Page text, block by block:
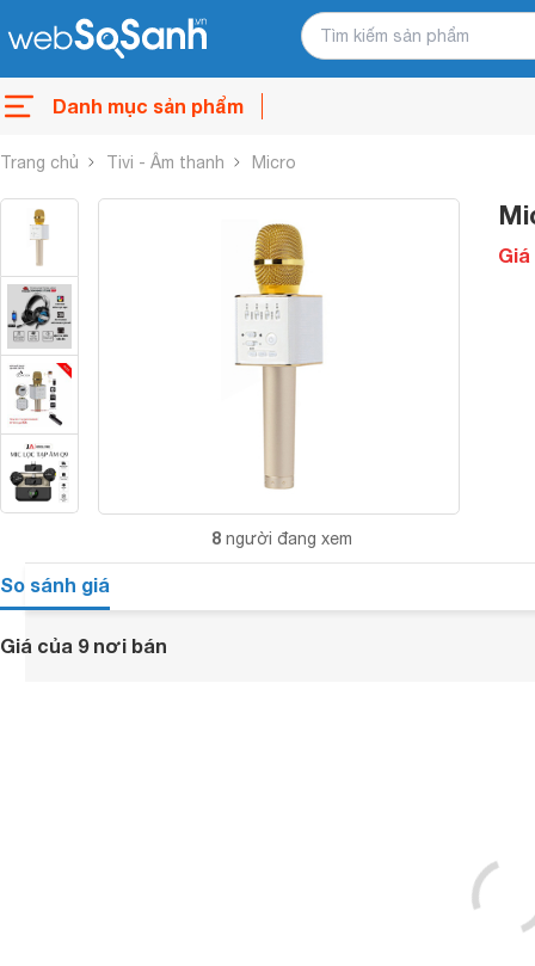
Danh mục sản phẩm
Trang chủ Tivi - Âm thanh Micro
8 người đang xem
So sánh giá
Giá của 9 nơi bán